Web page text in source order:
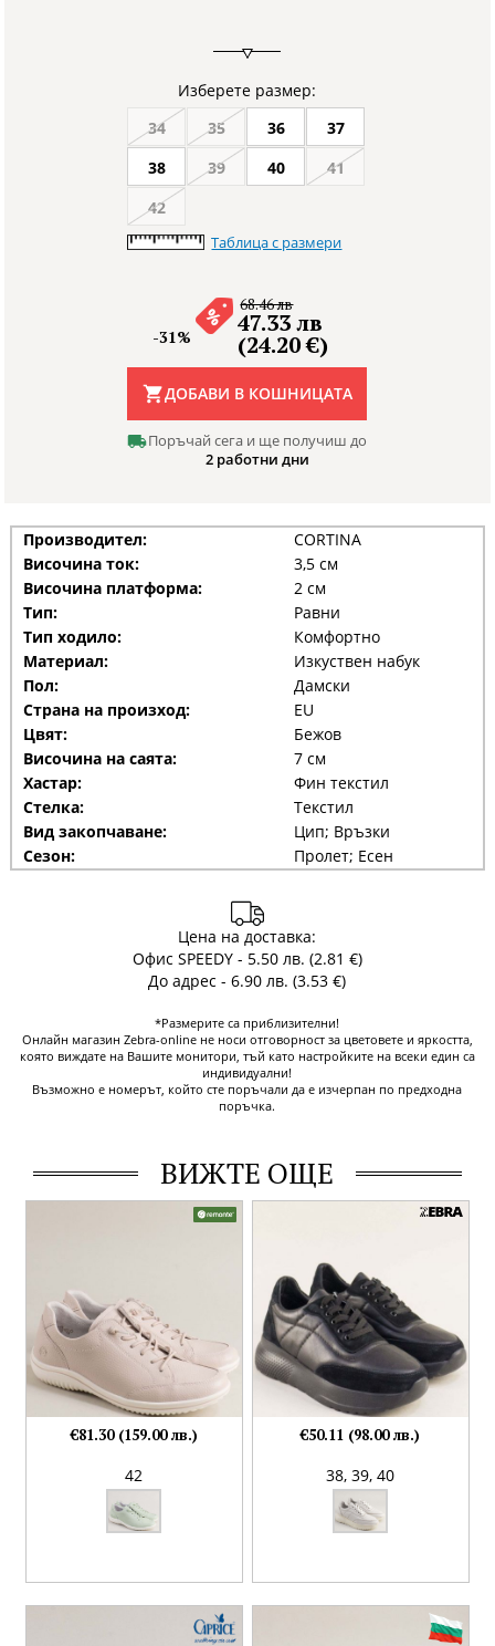
Изберете размер:
34
35 36
37
38
39 40
41
42
Таблица с размери
-31%
68.46 лв
47.33 лв
(24.20 €)
ДОБАВИ В КОШНИЦАТА
Поръчай сега и ще получиш до
2 работни дни
Производител:
CORTINA
Височина ток:
3,5 см
Височина платформа:
2 см
Тип:
Равни
Тип ходило:
Комфортно
Материал:
Изкуствен набук
Пол:
Дамски
Страна на произход:
EU
Цвят:
Бежов
Височина на саята:
7 см
Хастар:
Фин текстил
Стелка:
Текстил
Вид закопчаване:
Цип; Връзки
Сезон:
Пролет; Есен
Цена на доставка:
Офис SPEEDY - 5.50 лв. (2.81 €)
До адрес - 6.90 лв. (3.53 €)
*Размерите са приблизителни!
Онлайн магазин Zebra-online не носи отговорност за цветовете и яркостта,
която виждате на Вашите монитори, тъй като настройките на всеки един са
индивидуални!
Възможно е номерът, който сте поръчали да е изчерпан по предходна
поръчка.
ВИЖТЕ ОЩЕ
42
€81.30 (159.00 лв.)
38,39,40
€50.11 (98.00 лв.)